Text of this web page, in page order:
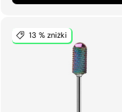
13 % zniżki